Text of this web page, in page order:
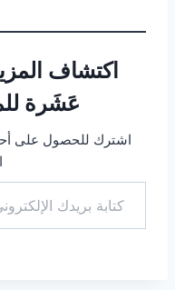
اكتشاف
عَشَرة
اشترك للحصول على